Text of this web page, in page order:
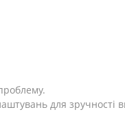
для зручності